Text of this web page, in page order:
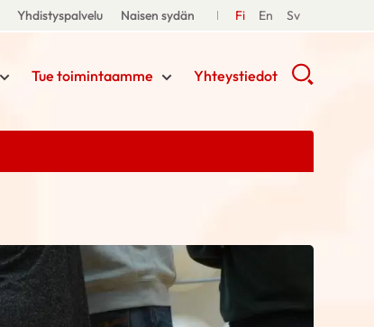
Yhdistyspalvelu Naisen sydän Fi En Sv
Tue toimintaamme Yhteystiedot